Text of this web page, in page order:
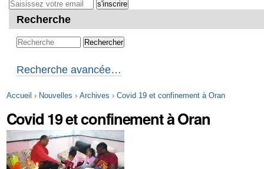
Aller
navigation
Recherche
Recherche avancée…
Accueil › Nouvelles › Archives › Covid 19 et confinement à Oran
Covid 19 et confinement à Oran